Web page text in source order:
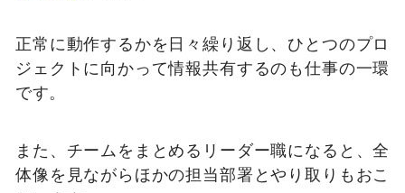
正常に動作するかを日々繰り返し、ひとつのプロ
ジェクトに向かって情報共有するのも仕事の一環
です。
また、チームをまとめるリーダー職になると、全
体像を見ながらほかの担当部署とやり取りもおこ